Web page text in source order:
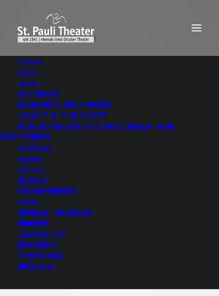
SPIELPLAN
KARTEN
THEATER
DAS THEATER
DAS JUNGE ST. PAULI THEATER
180 JAHRE ST. PAULI THEATER
HOHE LUFTQUALITÄT IM ST. PAULI THEATER – DTHG
ZERTIFIZIERUNG
GASTRONOMIE
FÖRDERER
ÜBER UNS
KONTAKT
STELLENANGEBOTE
MEHR
PRESSE – DOWNLOAD
ARCHIV
NEWSLETTER
FACEBOOK
INSTAGRAM
YOUTUBE
Results for: 주안룸ㅉ
macho2、Ｃ0Ｍ 주안풀
싸롱 주안마초의밤 주안
건마 주안마사지